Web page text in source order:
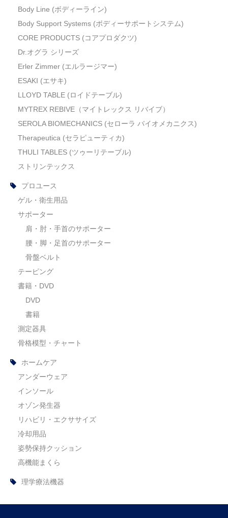
Body Line (ボディーライン)
Body Support Systems (ボディーサポートシステム)
CORE PRODUCTS (コアプロダクツ)
Dr.オグラ シリーズ
Erler Zimmer (エルラージマー)
ESAKI (エサキ)
LLOYD TABLE (ロイドテーブル)
MYTREX REBIVE（マイトレックス リバイブ）
SEROLA BIOMECHANICS (セローラ バイオメカニクス)
Therapeutica (セラピューティカ)
THULI TABLES (ツゥーリテーブル)
ストリンテックス
プロユース
ゲル・衛生用品
サポーター
肩・肘・手首のサポーター
腰・脚・足首のサポーター
骨盤ベルト
テーピング
書籍・DVD
DVD
書籍
測定器具
骨格模型・チャート
ホームケア
アンダーウェア
インソール
オゾン発生器
リハビリ・エクササイズ
冷却用品
姿勢保持クッション
高機能まくら
理学療法機器